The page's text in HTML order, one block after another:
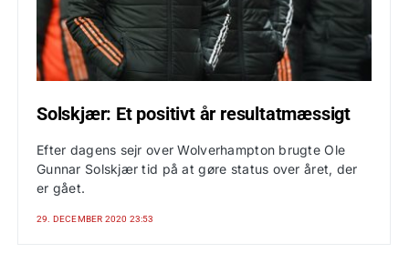
Solskjær: Et positivt år resultatmæssigt
Efter dagens sejr over Wolverhampton brugte Ole
Gunnar Solskjær tid på at gøre status over året, der
er gået.
29. DECEMBER 2020 23:53